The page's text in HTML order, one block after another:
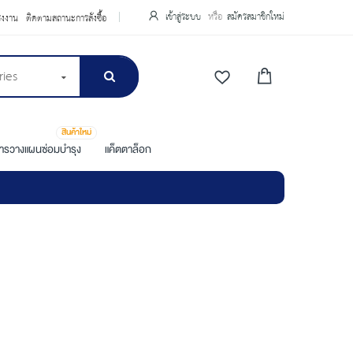
งาน ติดตามสถานะการสั่งซื้อ เข้าสู่ระบบ สมัครสมาชิกใหม่
รวางแผนซ่อมบำรุง
สินค้าใหม่
แค็ตตาล็อก